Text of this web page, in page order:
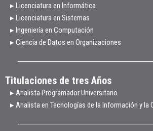
▸ Licenciatura en Informática
▸ Licenciatura en Sistemas
▸ Ingeniería en Computación
▸ Ciencia de Datos en Organizaciones
Titulaciones de tres Años
▸ Analista Programador Universitario
▸ Analista en Tecnologías de la Información y la